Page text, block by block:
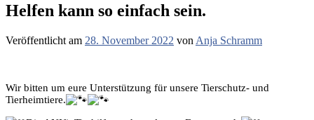
Helfen kann so einfach sein.
Veröffentlicht am 28. November 2022 von Anja Schramm
Wir bitten um eure Unterstützung für unsere Tierschutz- und
Tierheimtiere.